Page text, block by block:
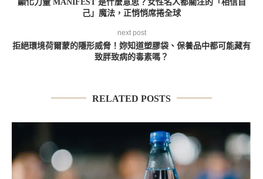
顯化力量 MANIFEST 是什麼意思？女性名人都關注的「相信自
己」魔法，正悄悄席捲全球
next post
拒絕環境荷爾蒙的隱形威脅！妳知道塑膠袋、保養品中都可能藏有
致胖致病的毒素嗎？
RELATED POSTS